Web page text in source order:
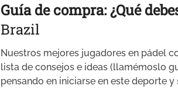
Guía de compra: ¿Qué
Brazil
Nuestros mejores jugadores en pádel
lista de consejos e ideas (llamémoslo
pensando en iniciarse en este deporte